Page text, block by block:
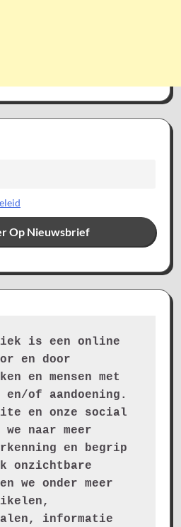
is een online
en door
en mensen met
en/of aandoening.
en onze social
naar meer
en begrip
onzichtbare
we onder meer
informatie